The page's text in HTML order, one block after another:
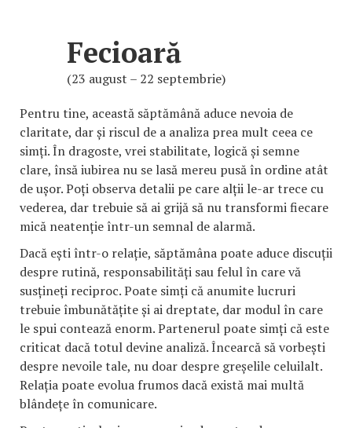
Fecioară
(23 august – 22 septembrie)
Pentru tine, această săptămână aduce nevoia de
claritate, dar și riscul de a analiza prea mult ceea ce
simți. În dragoste, vrei stabilitate, logică și semne
clare, însă iubirea nu se lasă mereu pusă în ordine atât
de ușor. Poți observa detalii pe care alții le-ar trece cu
vederea, dar trebuie să ai grijă să nu transformi fiecare
mică neatenție într-un semnal de alarmă.
Dacă ești într-o relație, săptămâna poate aduce discuții
despre rutină, responsabilități sau felul în care vă
susțineți reciproc. Poate simți că anumite lucruri
trebuie îmbunătățite și ai dreptate, dar modul în care
le spui contează enorm. Partenerul poate simți că este
criticat dacă totul devine analiză. Încearcă să vorbești
despre nevoile tale, nu doar despre greșelile celuilalt.
Relația poate evolua frumos dacă există mai multă
blândețe în comunicare.